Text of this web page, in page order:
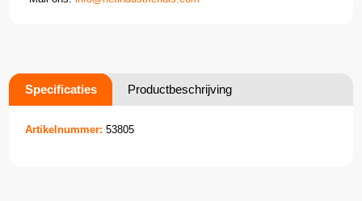
Specificaties Productbeschrijving
Artikelnummer: 53805